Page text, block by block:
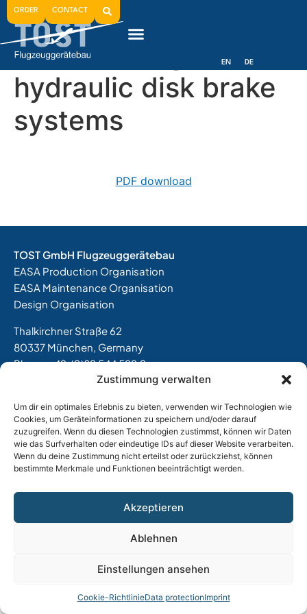
Zustimmung verwalten
Um dir ein optimales Erlebnis zu bieten, verwenden wir Technologien wie
Cookies, um Geräteinformationen zu speichern und/oder darauf
zuzugreifen. Wenn du diesen Technologien zustimmst, können wir Daten
wie das Surfverhalten oder eindeutige IDs auf dieser Website verarbeiten.
Wenn du deine Zustimmung nicht erteilst oder zurückziehst, können
bestimmte Merkmale und Funktionen beeinträchtigt werden.
Akzeptieren
Ablehnen
Einstellungen ansehen
Cookie-RichtlinieData protectionImprint
ORDER CONTACT
EN DE
Instruction for filling
and bleeding
hydraulic disk brake
systems
PDF download
TOST GmbH Flugzeuggerätebau
EASA Production Organisation
EASA Maintenance Organisation
Design Organisation
Thalkirchner Straße 62
80337 München, Germany
Phone +49(0)89 544 599 0
info@tost.de
Opening hours:
Monday through Thursday: 8 a.m. to 5 p.m.
Friday: 8 a.m. to 3 p.m.